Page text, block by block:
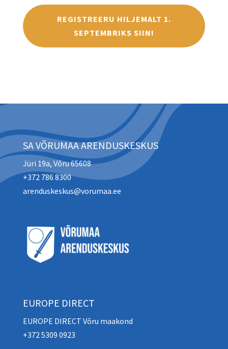
REGISTREERU HILJEMALT 1.
SEPTEMBRIKS SIIN!
SA VÕRUMAA ARENDUSKESKUS
Jüri 19a, Võru 65608
+372 786 8300
arenduskeskus@vorumaa.ee
EUROPE DIRECT
EUROPE DIRECT Võru maakond
+372 5309 0923